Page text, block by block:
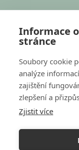
Informace
stránce
Soubory cookie
analýze
zajištění
zlepšení a
Zjistit více
Hluchov 157,